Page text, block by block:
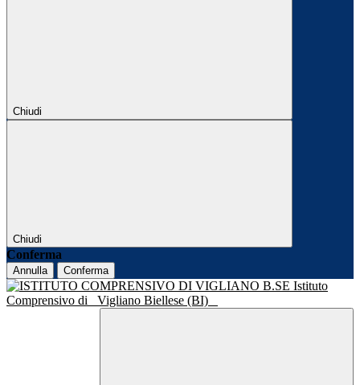
Chiudi
Chiudi
Conferma
Annulla Conferma
Istituto
Comprensivo di
Vigliano Biellese (BI)